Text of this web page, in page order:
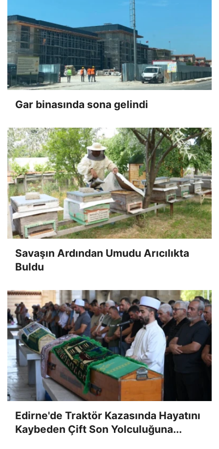
Gar binasında sona gelindi
Savaşın Ardından Umudu Arıcılıkta
Buldu
Edirne'de Traktör Kazasında Hayatını
Kaybeden Çift Son Yolculuğuna...